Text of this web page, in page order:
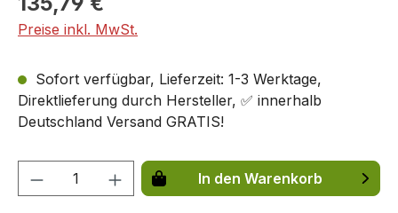
Preise inkl. MwSt.
Sofort verfügbar, Lieferzeit: 1-3 Werktage,
Direktlieferung durch Hersteller, ✅ innerhalb
Deutschland Versand GRATIS!
Produkt Anzahl: Gib denIn den Warenkorb